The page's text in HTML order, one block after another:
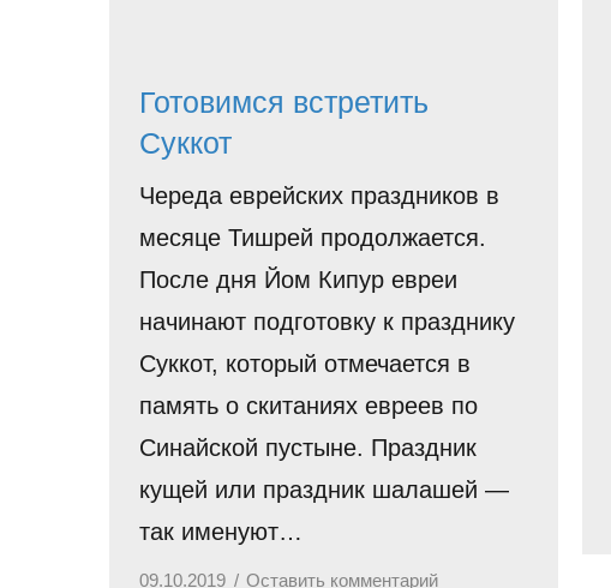
Готовимся встретить
Суккот
Череда еврейских праздников в
месяце Тишрей продолжается.
После дня Йом Кипур евреи
начинают подготовку к празднику
Суккот, который отмечается в
память о скитаниях евреев по
Синайской пустыне. Праздник
кущей или праздник шалашей —
так именуют…
09.10.2019
Оставить комментарий